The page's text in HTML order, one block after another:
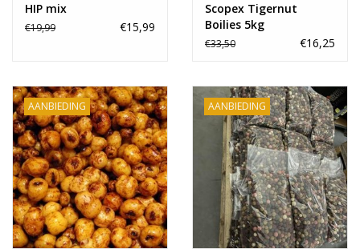
HIP mix
€19,99 €15,99
Scopex Tigernut
Boilies 5kg
€33,50 €16,25
AANBIEDING AANBIEDING